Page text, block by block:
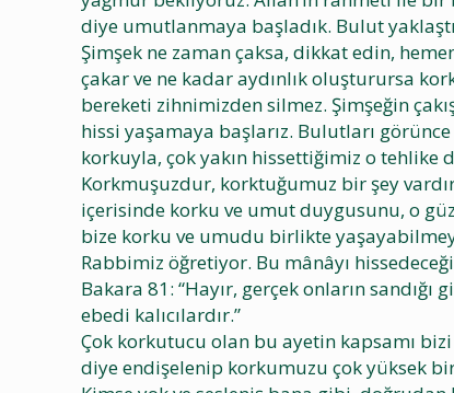
diye umutlanmaya başladık. Bulut
Şimşek ne zaman çaksa, dikkat edin,
çakar ve ne kadar aydınlık oluşturursa
bereketi zihnimizden silmez. Şimşeğin
hissi yaşamaya başlarız. Bulutları
korkuyla, çok yakın hissettiğimiz o tehlike
Korkmuşuzdur, korktuğumuz bir şey
içerisinde korku ve umut duygusunu, o
bize korku ve umudu birlikte
Rabbimiz öğretiyor. Bu mânâyı
Bakara 81: “Hayır, gerçek onların
ebedi kalıcılardır.”
Çok korkutucu olan bu ayetin kapsamı
diye endişelenip korkumuzu çok yüksek